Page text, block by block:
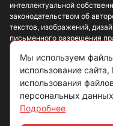
М5
М8
интеллектуальной
законодательством об
текстов, изображений,
письменного разрешения
Информация,
ознакомительный характер
публичная оферта в
Политика
Мы используем
использование
использования
персональных
Подробнее